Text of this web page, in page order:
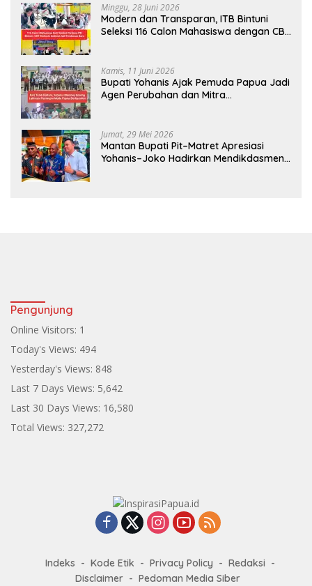
Minggu, 28 Juni 2026
Modern dan Transparan, ITB Bintuni
Seleksi 116 Calon Mahasiswa dengan CBT
Kamis, 11 Juni 2026
Bupati Yohanis Ajak Pemuda Papua Jadi
Agen Perubahan dan Mitra
Jumat, 29 Mei 2026
Mantan Bupati Pit–Matret Apresiasi
Yohanis–Joko Hadirkan Mendikdasmen
Pengunjung
Online Visitors: 1
Today's Views: 494
Yesterday's Views: 848
Last 7 Days Views: 5,642
Last 30 Days Views: 16,580
Total Views: 327,272
Indeks Kode Etik Privacy Policy
Redaksi
Disclaimer
Pedoman Media Siber